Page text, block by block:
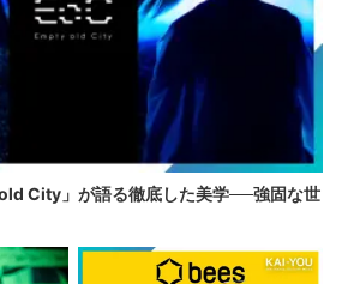
City」が語る徹底した美学──強固な世